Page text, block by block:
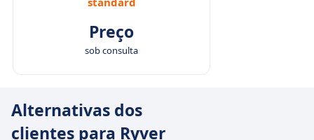
Preço
sob consulta
Alternativas dos
clientes para Ryver